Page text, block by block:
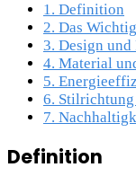
1. Definition
2. Das
3. Design
4. Material
5.
6.
7.
Definition